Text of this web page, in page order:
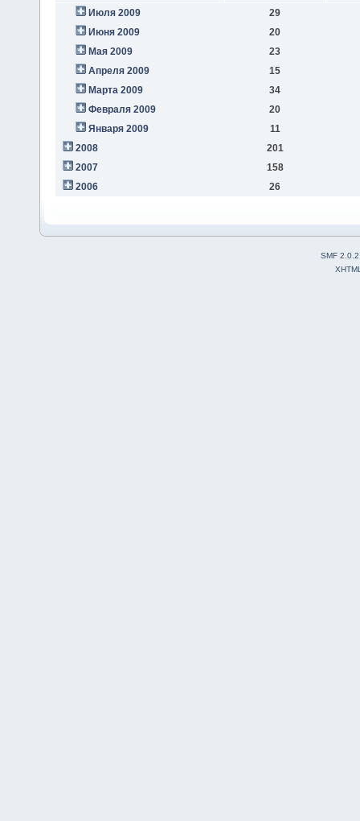
Июля 2009
29
Июня 2009
20
Мая 2009
23
Апреля 2009
15
Марта 2009
34
Февраля 2009
20
Января 2009
11
2008
201
2007
158
2006
26
SMF 2.0.2